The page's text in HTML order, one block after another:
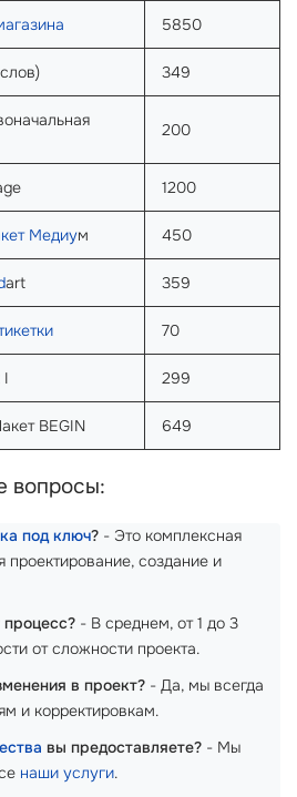
5850
349
200
1200
Медиум 450
art 359
70
I 299
BEGIN 649
вопросы:
под ключ? - Это комплексная
создание и
процесс? - В среднем, от 1 до 3
от сложности проекта.
в проект? - Да, мы всегда
и корректировкам.
вы предоставляете? - Мы
наши услуги.